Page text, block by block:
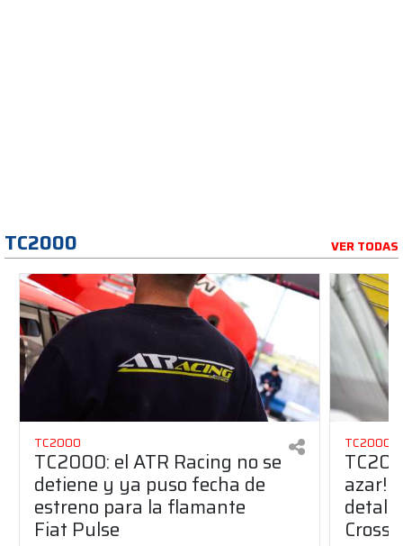
TC2000 VER TODAS
TC2000
TC2000: el ATR Racing no se
detiene y ya puso fecha de
estreno para la flamante
Fiat Pulse
TC2000
azar!
Cross